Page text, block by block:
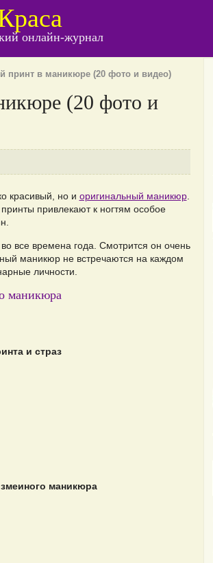
онлайн-журнал
принт в маникюре (20 фото и видео)
(20 фото и
красивый, но и оригинальный маникюр.
привлекают к ногтям особое
все времена года. Смотрится он очень
маникюр не встречаются на каждом
личности.
маникюра
и страз
маникюра